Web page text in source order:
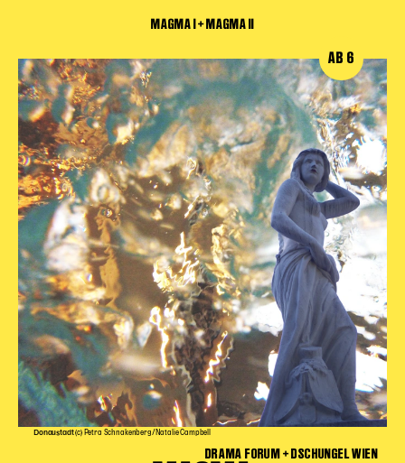
MAGMA I + MAGMA II
Donaustadt(c) Petra Schnakenberg/Natalie Campbell
AB 6
DRAMA FORUM + DSCHUNGEL WIEN